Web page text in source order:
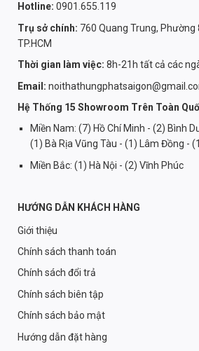
Hotline: 0901.655.119
Trụ sở chính: 760 Quang Trung, Phường
TP.HCM
Thời gian làm việc: 8h-21h tất cả các
Email:
Hệ Thống 15 Showroom Trên Toàn
Miền Nam: (7) Hồ Chí Minh - (2) Bình
(1) Bà Rịa Vũng Tàu - (1) Lâm Đồng -
Miền Bắc: (1) Hà Nội - (2) Vĩnh Phúc
HƯỚNG DẪN KHÁCH HÀNG
Giới thiệu
Chính sách thanh toán
Chính sách đổi trả
Chính sách biên tập
Chính sách bảo mật
Hướng dẫn đặt hàng